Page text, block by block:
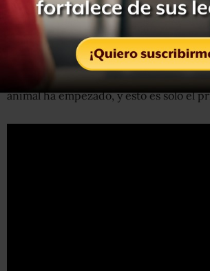
Sinopsis: Peter Rabbit no es un conejo
rebelde que viste camisa azul y no lleva
vive junto a su familia y amigos, un
animales que incluye incluso a un
harán de las suyas en la granja de los
cuyo jardín disponen de deliciosos
animal ha empezado, y esto es solo el